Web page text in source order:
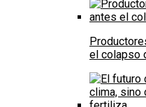
el colapso